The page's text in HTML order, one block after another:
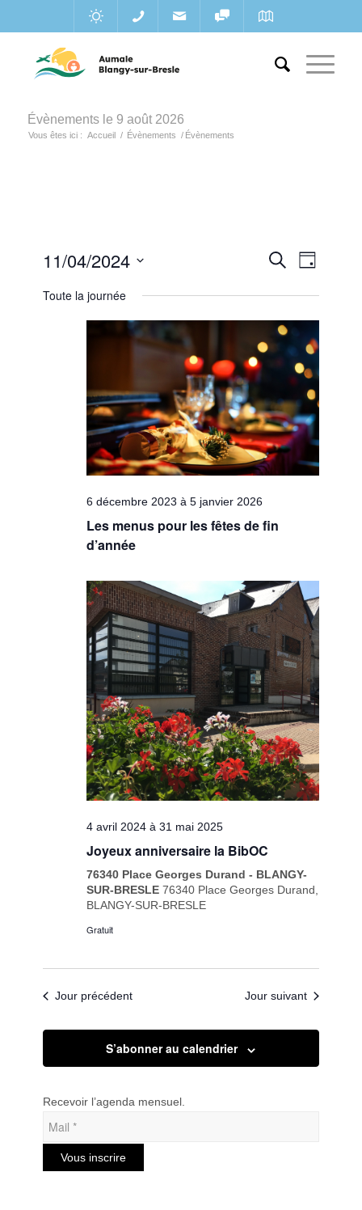
Évènements le 9 août 2026
Vous êtes ici : Accueil / Évènements / Évènements
de
vues
Recherche
de
vues
Jour
11/04/2024
une
Toute la journée
6 décembre 2023 à5 janvier 2026
Les menus pour les fêtes de fin
d’année
4 avril 2024 à31 mai 2025
Joyeux anniversaire la BibOC
76340 Place Georges Durand - BLANGY-
SUR-BRESLE76340 Place Georges Durand,
BLANGY-SUR-BRESLE
Gratuit
Jour précédent Jour suivant
S’abonner au calendrier
Recevoir l’agenda mensuel.